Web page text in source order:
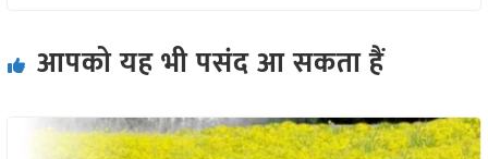
आपको यह भी पसंद आ सकता हैं